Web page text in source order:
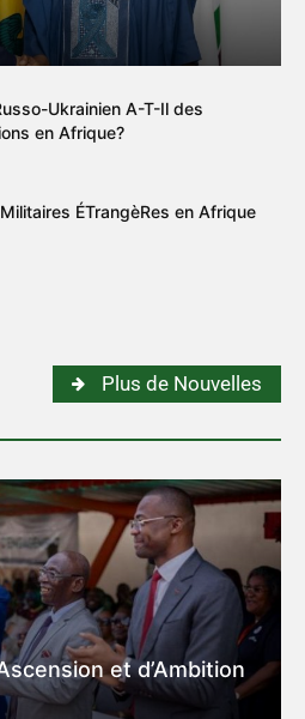
Ukrainien A-T-Il des
en Afrique?
ÉTrangèRes en Afrique
Plus de Nouvelles
et d’Ambition